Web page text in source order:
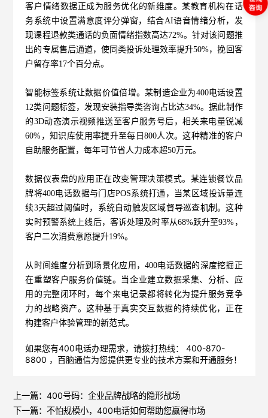
客户情绪数据正成为服务优化的新维度。某教育机构在话
务系统中设置满意度评分弹窗，结合AI语音情绪分析，发
现课程退款类通话的负面情绪指数高达72%。针对该问题推
出的专属售后通道，使同类投诉处理效率提升50%，挽回客
户留存率17个百分点。
智能标签系统让数据价值倍增。某制造企业为400电话设置
12类问题标签，发现安装指导类咨询占比达34%。据此制作
的3D动态演示视频推送至客户服务号后，相关来电量锐减
60%，知识库使用率提升至每日800人次。这种精准的客户
自助服务配置，每年可节省人力成本超50万元。
数据仪表盘的应用正在改变管理决策模式。某连锁餐饮品
牌将400电话数据与门店POS系统打通，当某区域投诉量连
续3天超过阈值时，系统自动触发区域督导巡查机制。这种
实时预警系统上线后，客诉处理及时率从68%跃升至93%，
客户二次消费意愿提升19%。
从时间维度分析到场景化应用，400电话数据的深度挖掘正
在重塑客户服务价值链。当企业建立数据采集、分析、应
用的完整闭环时，每个来电记录都将转化为提升服务竞争
力的战略资产。这种基于真实交互数据的持续优化，正在
构建客户体验管理的新范式。
如果您有400电话办理需求，请拨打热线： 400-870-
8800 ，百脑通信为您提供更专业的技术方案和开通服务！
上一篇： 400号码：企业品牌战略的隐形战场
下一篇： 不怕规模小，400电话如何帮助您赢得市场